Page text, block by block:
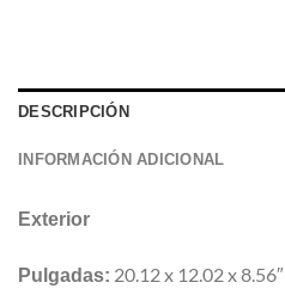
DESCRIPCIÓN
INFORMACIÓN ADICIONAL
Exterior
Pulgadas: 20.12 x 12.02 x 8.56″